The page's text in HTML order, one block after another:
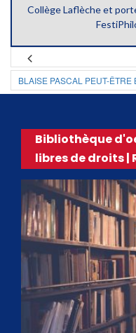
Collège Laflèche et
BLAISE PASCAL PEUT-
Bibliothèque
libres de droits |